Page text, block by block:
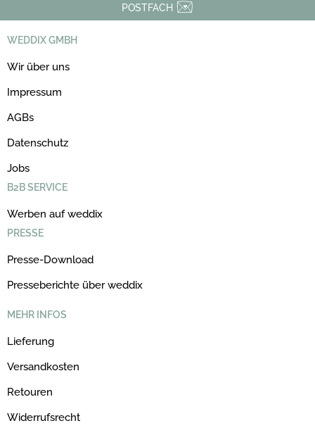
POSTFACH
WEDDIX GMBH
Wir über uns
Impressum
AGBs
Datenschutz
Jobs
B2B SERVICE
Werben auf weddix
PRESSE
Presse-Download
Presseberichte über weddix
MEHR INFOS
Lieferung
Versandkosten
Retouren
Widerrufsrecht